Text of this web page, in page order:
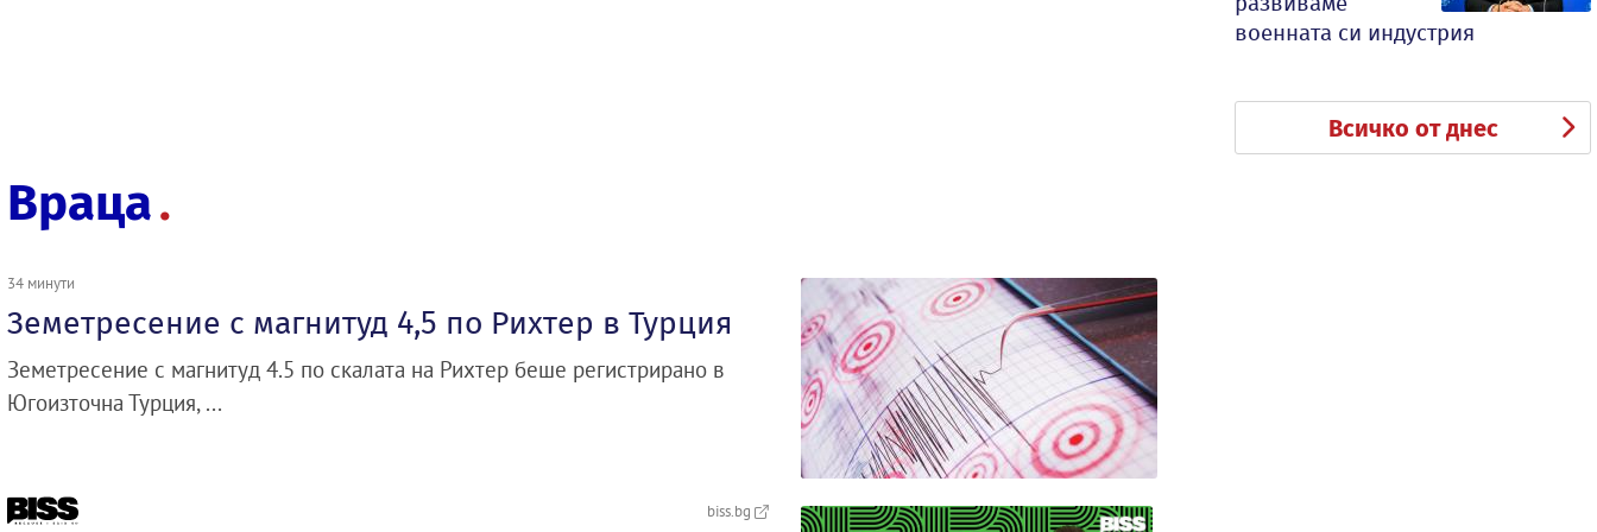
Враца
34 минути
Земетресение с магнитуд 4,5 по Рихтер в Турция
Земетресение с магнитуд 4.5 по скалата на Рихтер беше регистрирано в
Югоизточна Турция, ...
biss.bg
военната си индустрия
Всичко от днес